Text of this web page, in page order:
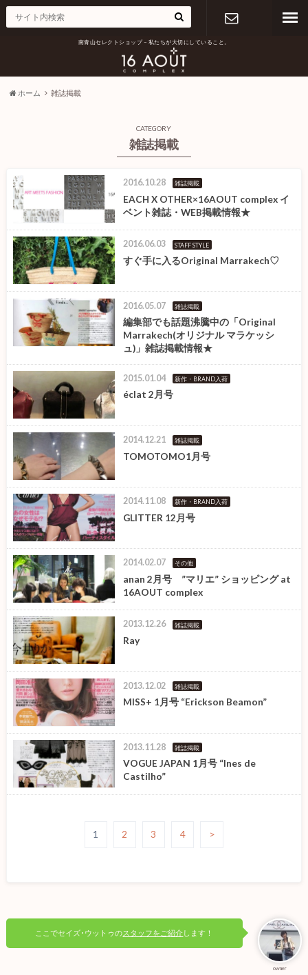
南青山セレクトショップ – 私たちが大切にしていること。
ホーム 雑誌掲載
CATEGORY
雑誌掲載
2016.10.28 雑誌掲載
EACH X OTHER×16AOUT complex イ
ベント雑誌・WEB掲載情報★
2016.06.03 STAFF STYLE
すぐ手に入るOriginal Marrakech♡
2016.05.07 雑誌掲載
編集部でも話題沸騰中の「Original
Marrakech(オリジナル マラケッシ
ュ)」雑誌掲載情報★
2015.01.04 新作・BRAND入荷
éclat 2月号
2014.12.21 雑誌掲載
TOMOTOMO1月号
2014.11.08 新作・BRAND入荷
GLITTER 12月号
2014.02.07 その他
anan 2月号 ”マリエ” ショッピング at
16AOUT complex
2013.12.26 雑誌掲載
Ray
2013.12.02 雑誌掲載
MISS+ 1月号 “Erickson Beamon”
2013.11.28 雑誌掲載
VOGUE JAPAN 1月号 “Ines de
Castilho”
1 2 3 4 >
owner
ここでセイズ･ウットゥのスタッフをご紹介します！